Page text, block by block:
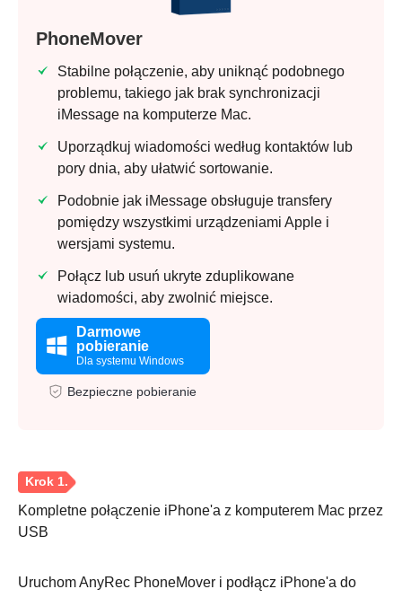
PhoneMover
Stabilne połączenie, aby uniknąć podobnego
problemu, takiego jak brak synchronizacji
iMessage na komputerze Mac.
Uporządkuj wiadomości według kontaktów lub
pory dnia, aby ułatwić sortowanie.
Podobnie jak iMessage obsługuje transfery
pomiędzy wszystkimi urządzeniami Apple i
wersjami systemu.
Połącz lub usuń ukryte zduplikowane
wiadomości, aby zwolnić miejsce.
Darmowe
pobieranie
Dla systemu Windows
Bezpieczne pobieranie
Kompletne połączenie iPhone'a z komputerem Mac przez
USB
Uruchom AnyRec PhoneMover i podłącz iPhone'a do